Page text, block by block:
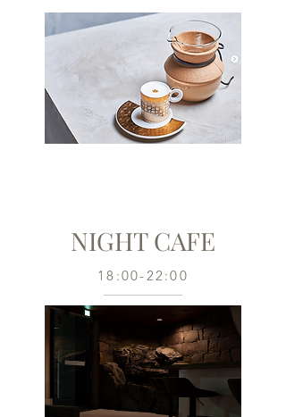
NIGHT CAFE
18:00-22:00